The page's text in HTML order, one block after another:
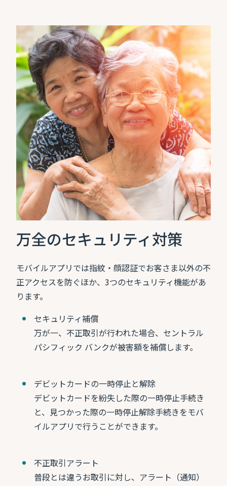
万全のセキュリティ対策
モバイルアプリでは指紋・顔認証でお客さま以外の不
正アクセスを防ぐほか、3つのセキュリティ機能があ
ります。
セキュリティ補償
万が一、不正取引が行われた場合、セントラル
パシフィック バンクが被害額を補償します。
デビットカードの一時停止と解除
デビットカードを紛失した際の一時停止手続き
と、見つかった際の一時停止解除手続きをモバ
イルアプリで行うことができます。
不正取引アラート
普段とは違うお取引に対し、アラート（通知）